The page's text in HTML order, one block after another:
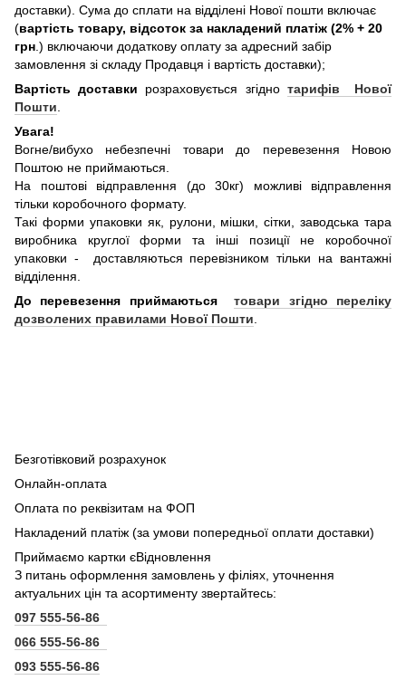
доставки). Сума до сплати на відділені Нової пошти включає
(вартість товару, відсоток за накладений платіж (2% + 20
грн .) включаючи додаткову оплату за адресний забір
замовлення зі складу Продавця і вартість доставки);
Вартість доставки розраховується згідно тарифів Нової
Пошти
Увага!
Вогне/вибухо небезпечні товари до перевезення Новою
Поштою не приймаються.
На поштові відправлення (до 30кг) можливі відправлення
тільки коробочного формату.
Такі форми упаковки як, рулони, мішки, сітки, заводська тара
виробника круглої форми та інші позиції не коробочної
упаковки - доставляються перевізником тільки на вантажні
відділення.
До перевезення приймаютьсятовари згідно переліку
дозволених правилами Нової Пошти
Безготівковий розрахунок
Онлайн-оплата
Оплата по реквізитам на ФОП
Накладений платіж (за умови попередньої оплати доставки)
Приймаємо картки єВідновлення
З питань оформлення замовлень у філіях, уточнення
актуальних цін та асортименту звертайтесь:
097 555-56-86
066 555-56-86
093 555-56-86